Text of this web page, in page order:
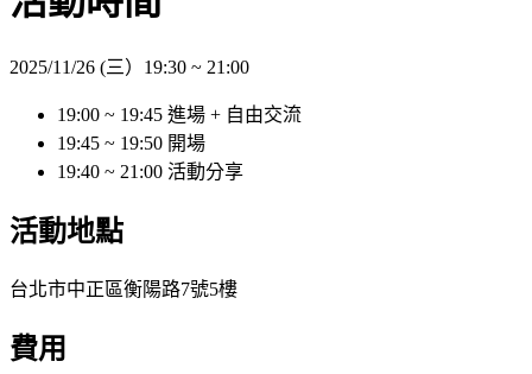
2025/11/26 (三）19:30 ~ 21:00
19:00 ~ 19:45 進場 + 自由交流
19:45 ~ 19:50 開場
19:40 ~ 21:00 活動分享
活動地點
台北市中正區衡陽路7號5樓
費用